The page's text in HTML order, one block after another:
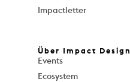
Impactletter
Über Impact Design
Events
Ecosystem